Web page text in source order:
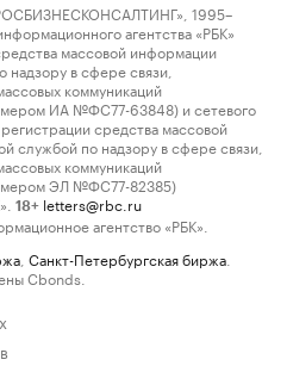
1995–
агентства «РБК»
массовой информации
в сфере связи,
коммуникаций
ИА №ФС77-63848) и сетевого
средства массовой
службой по надзору в сфере связи,
коммуникаций
ЭЛ №ФС77-82385)
18+ letters@rbc.ru
агентство «РБК».
Санкт-Петербургская биржа
Cbonds.